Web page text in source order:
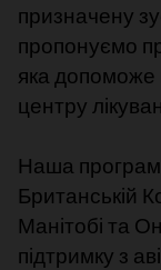
призначену
пропонуємо
яка допоможе
центру
Наша
Британській
Манітобі та
підтримку з